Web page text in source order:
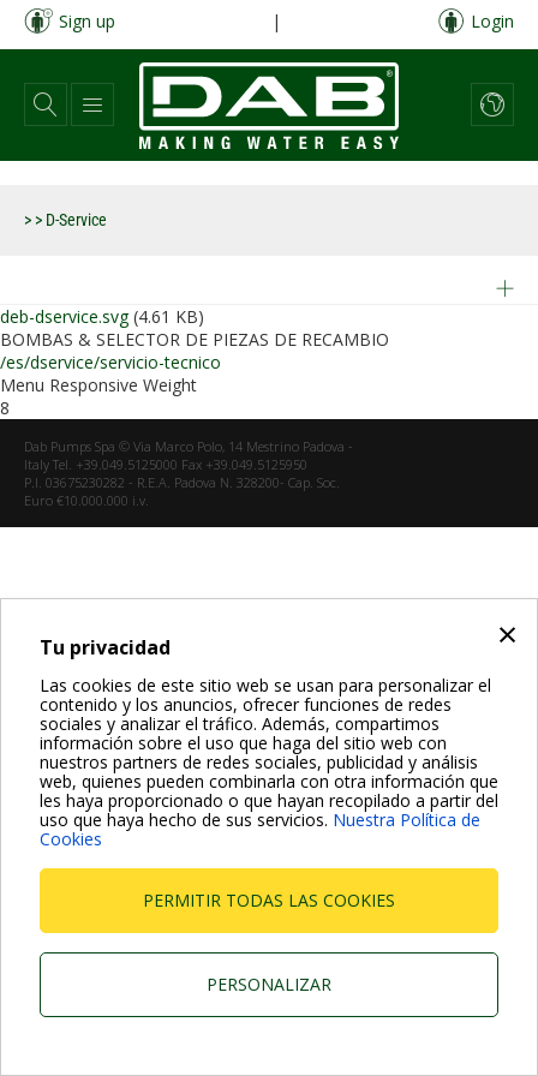
×
Tu privacidad
Las cookies de este sitio web se usan para personalizar el
contenido y los anuncios, ofrecer funciones de redes
sociales y analizar el tráfico. Además, compartimos
información sobre el uso que haga del sitio web con
nuestros partners de redes sociales, publicidad y análisis
web, quienes pueden combinarla con otra información que
les haya proporcionado o que hayan recopilado a partir del
uso que haya hecho de sus servicios. Nuestra Política de
Cookies
PERMITIR TODAS LAS COOKIES
PERSONALIZAR
Pasar
contenido
principal
Sign up | Login
> > D-Service
deb-dservice.svg (4.61 KB)
BOMBAS & SELECTOR DE PIEZAS DE RECAMBIO
/es/dservice/servicio-tecnico
Menu Responsive Weight
8
Dab Pumps Spa © Via Marco Polo, 14 Mestrino Padova -
Italy Tel. +39.049.5125000 Fax +39.049.5125950
P.I. 03675230282 - R.E.A. Padova N. 328200- Cap. Soc.
Euro €10.000.000 i.v.